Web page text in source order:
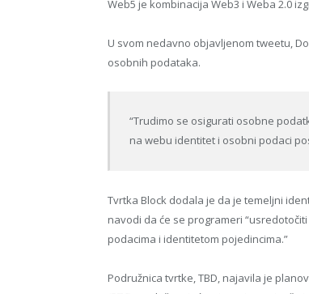
Web5 je kombinacija Web3 i Weba 2.0
U svom nedavno objavljenom tweetu,
osobnih podataka.
“Trudimo se osigurati osobne
na webu identitet i osobni podaci
Tvrtka Block dodala je da je temeljni
navodi da će se programeri
podacima i identitetom pojedincima.”
Podružnica tvrtke, TBD, najavila je